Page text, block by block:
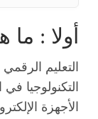
أولا :
التعليم
التكنولوجيا
الأجهزة